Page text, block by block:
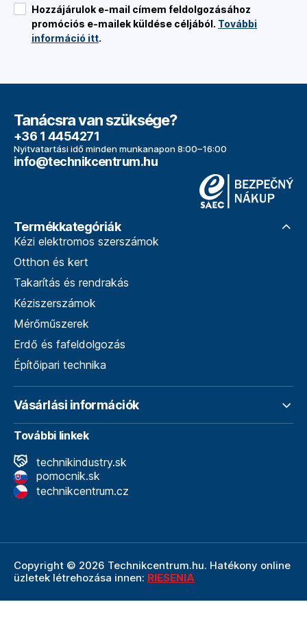
Hozzájárulok e-mail címem feldolgozásához
promóciós e-mailek küldése céljából. További
információ itt.
Tanácsra van szüksége?
+36 1 4454271
Nyitvatartási idő minden munkanapon 8:00–16:00
info@technikcentrum.hu
Termékkategóriák
Kézi elektromos szerszámok
Otthon és kert
Takarítás és rendrakás
Kéziszerszámok
Mérőműszerek
Erdő és fafeldolgozás
Építőipari technika
Vásárlási információk
További linkek
technikindustry.sk
pomocnik.sk
technikcentrum.cz
Copyright © 2026 Technikcentrum.hu. Hatékony online
üzletek létrehozása innen: RIESENIA